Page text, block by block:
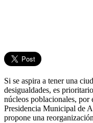
Si se aspira a tener una
desigualdades, es
núcleos poblacionales,
Presidencia Municipal de
propone una